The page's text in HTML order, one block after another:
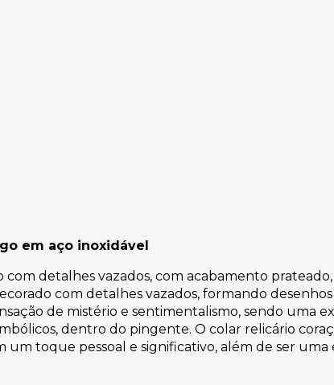
em aço inoxidável
com detalhes vazados, com acabamento
com detalhes vazados, formando
de mistério e sentimentalismo, sendo uma
dentro do pingente. O colar relicário
um toque pessoal e significativo, além de ser